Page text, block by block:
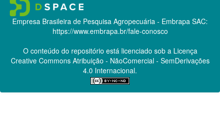
Empresa Brasileira de Pesquisa Agropecuária - Embrapa SAC:
https://www.embrapa.br/fale-conosco
O conteúdo do repositório está licenciado sob a Licença
Creative CommonsAtribuição - NãoComercial - SemDerivações
4.0 Internacional.